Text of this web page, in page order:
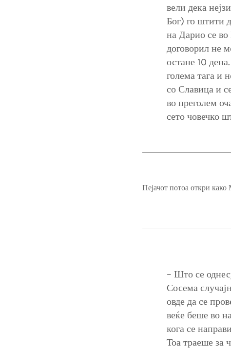
вели дека
Бог) го штити
на Дарио се во
договорил не
остане 10
голема тага и
со Славица и
во преголем
сето човечко
Пејачот потоа откри како
– Што се
Сосема
овде да се
веќе беше во
кога се
Тоа траеше за